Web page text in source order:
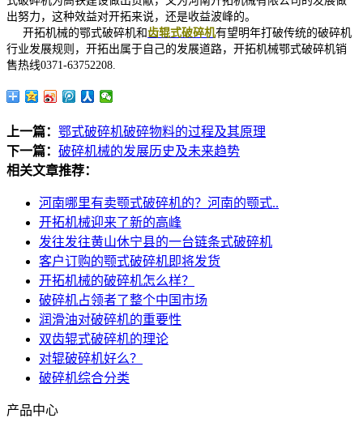
出努力，这种效益对开拓来说，还是收益波峰的。
开拓机械的鄂式破碎机和齿辊式破碎机有望明年打破传统的破碎机
行业发展规则，开拓出属于自己的发展道路，开拓机械鄂式破碎机销
售热线0371-63752208.
上一篇： 鄂式破碎机破碎物料的过程及其原理
下一篇： 破碎机械的发展历史及未来趋势
相关文章推荐：
河南哪里有卖颚式破碎机的？河南的颚式..
开拓机械迎来了新的高峰
发往发往黄山休宁县的一台链条式破碎机
客户订购的颚式破碎机即将发货
开拓机械的破碎机怎么样？
破碎机占领者了整个中国市场
润滑油对破碎机的重要性
双齿辊式破碎机的理论
对辊破碎机好么？
破碎机综合分类
产品中心